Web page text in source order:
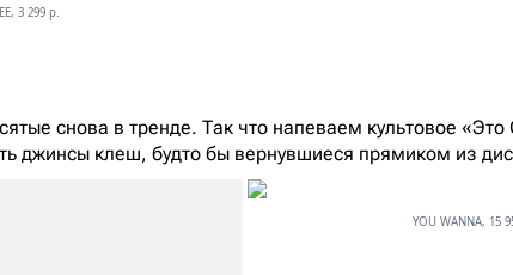
3 299 p.
снова в тренде. Так что напеваем культовое
джинсы клеш, будто бы вернувшиеся прямиком из
YOU WANNA, 15